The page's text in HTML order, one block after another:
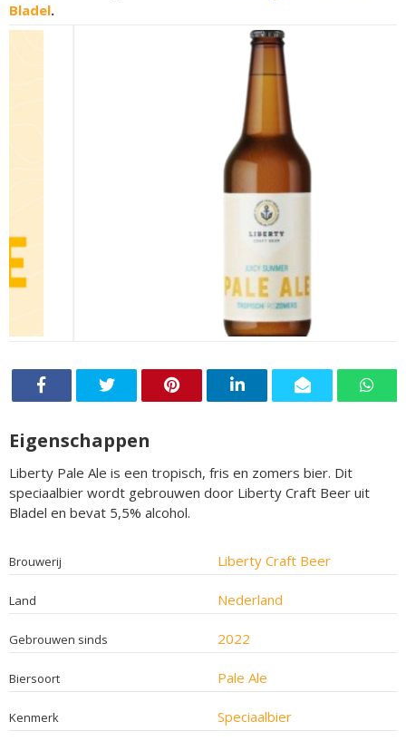
Bladel.
Eigenschappen
Liberty Pale Ale is een tropisch, fris en zomers bier. Dit
speciaalbier wordt gebrouwen door Liberty Craft Beer uit
Bladel en bevat 5,5% alcohol.
Brouwerij Liberty Craft Beer
Land Nederland
Gebrouwen sinds 2022
Biersoort Pale Ale
Kenmerk Speciaalbier